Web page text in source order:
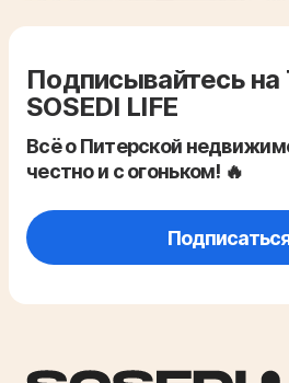
Подписывайтесь на
SOSEDI LIFE
Всё о Питерской
честно и с огоньком! 🔥